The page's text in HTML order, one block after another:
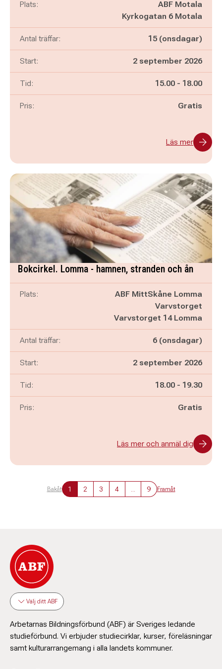
Plats:
ABF Motala
Kyrkogatan 6 Motala
Antal träffar: 15 (onsdagar)
Start: 2 september 2026
Tid: Pågår mellan
15.00 - och
18.00
Pris: Gratis
Läs mer
Bokcirkel. Lomma - hamnen, stranden och ån
Plats:
ABF MittSkåne Lomma
Varvstorget
Varvstorget 14 Lomma
Antal träffar: 6 (onsdagar)
Start: 2 september 2026
Tid: Pågår mellan
18.00 - och
19.30
Pris: Gratis
Läs mer och anmäl dig
Bakåt 1 2 3 4 9 Framåt
Välj ditt ABF
Arbetarnas Bildningsförbund (ABF) är Sveriges ledande
studieförbund. Vi erbjuder studiecirklar, kurser, föreläsningar
samt kulturarrangemang i alla landets kommuner.